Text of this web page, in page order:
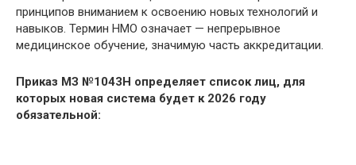
принципов вниманием к освоению новых технологий и
навыков. Термин НМО означает — непрерывное
медицинское обучение, значимую часть аккредитации.
Приказ МЗ №1043Н определяет список лиц, для
которых новая система будет к 2026 году
обязательной: